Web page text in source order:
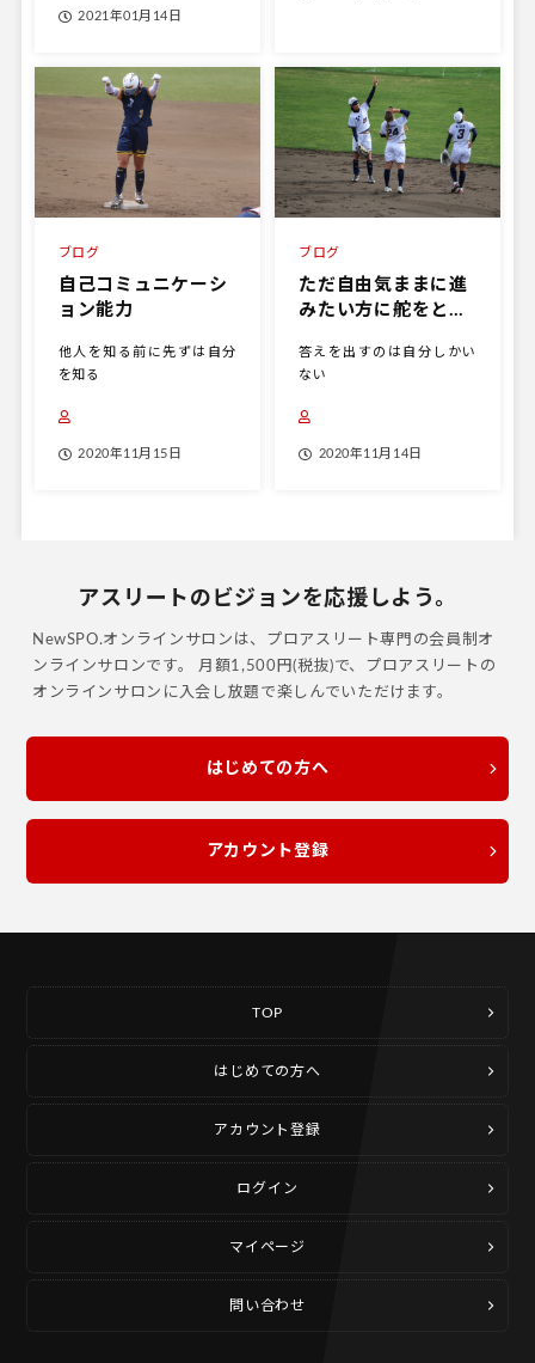
2021年01月14日
ブログ
自己コミュニケーシ
ョン能力
他人を知る前に先ずは自分
を知る
2020年11月15日
ブログ
ただ自由気ままに進
みたい方に舵をとる
答えを出すのは自分しかい
ない
2020年11月14日
アスリートのビジョンを応援しよう。
NewSPO.オンラインサロンは、プロアスリート専門の会員制オ
ンラインサロンです。
月額1,500円(税抜)で、プロアスリートの
オンラインサロンに入会し放題で楽しんでいただけます。
はじめての方へ
アカウント登録
TOP
はじめての方へ
アカウント登録
ログイン
マイページ
問い合わせ